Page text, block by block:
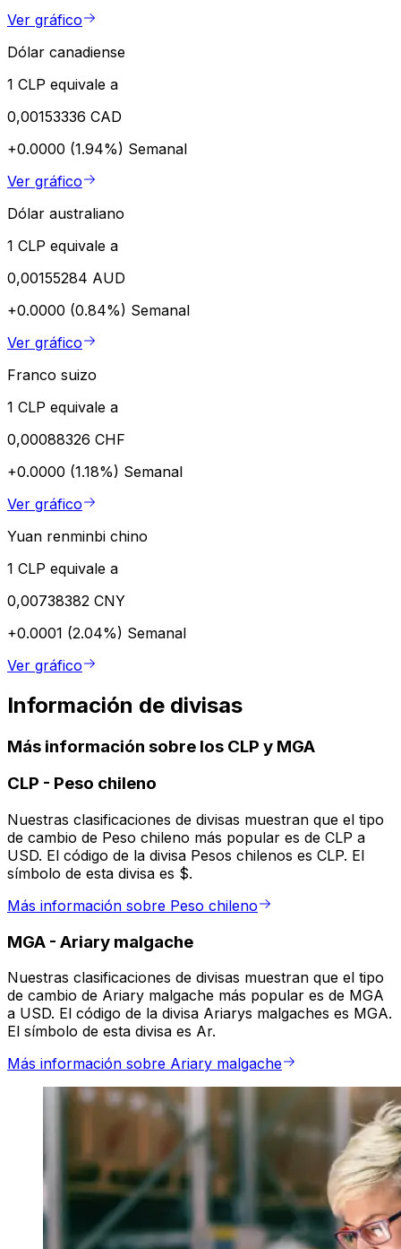
Ver gráfico
Dólar canadiense
1 CLP equivale a
0,00153336 CAD
+0.0000 (1.94%) Semanal
Ver gráfico
Dólar australiano
1 CLP equivale a
0,00155284 AUD
+0.0000 (0.84%) Semanal
Ver gráfico
Franco suizo
1 CLP equivale a
0,00088326 CHF
+0.0000 (1.18%) Semanal
Ver gráfico
Yuan renminbi chino
1 CLP equivale a
0,00738382 CNY
+0.0001 (2.04%) Semanal
Ver gráfico
Información de divisas
Más información sobre los CLP y MGA
CLP - Peso chileno
Nuestras clasificaciones de divisas muestran que el tipo
de cambio de Peso chileno más popular es de CLP a
USD. El código de la divisa Pesos chilenos es CLP. El
símbolo de esta divisa es $.
Más información sobre Peso chileno
MGA - Ariary malgache
Nuestras clasificaciones de divisas muestran que el tipo
de cambio de Ariary malgache más popular es de MGA
a USD. El código de la divisa Ariarys malgaches es MGA.
El símbolo de esta divisa es Ar.
Más información sobre Ariary malgache